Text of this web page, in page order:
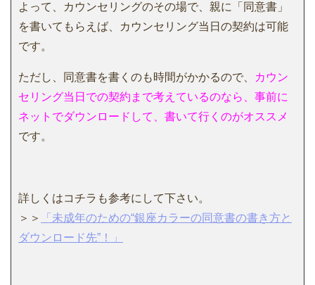
よって、カウンセリングのその場で、親に「同意書」
を書いてもらえば、カウンセリング当日の契約は可能
です。
ただし、同意書を書くのも時間がかかるので、
カウン
セリング当日での契約まで考えているのなら、事前に
ネットでダウンロードして、書いて行くのがオススメ
です。
詳しくはコチラも参考にして下さい。
＞＞
「未成年のための“銀座カラーの同意書の書き方と
ダウンロード先”！」